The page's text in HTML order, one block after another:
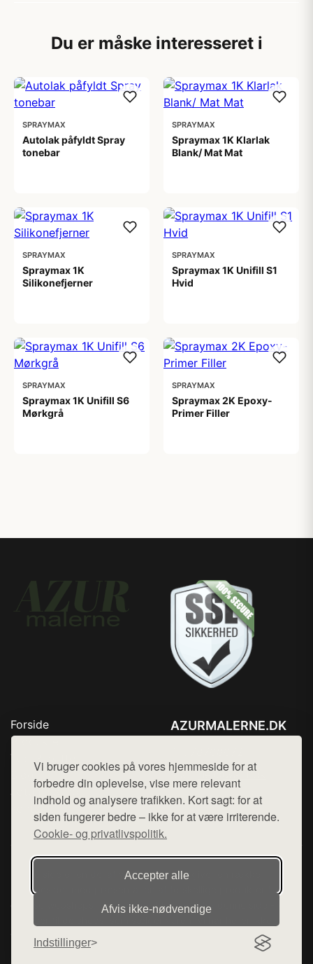
Vi bruger cookies på vores hjemmeside for at
forbedre din oplevelse, vise mere relevant
indhold og analysere trafikken. Kort sagt: for at
siden fungerer bedre – ikke for at være irriterende.
Cookie- og privatlivspolitik.
Accepter alle
Afvis ikke‑nødvendige
Indstillinger
Du er måske interesseret i
SPRAYMAX
Autolak påfyldt Spray
tonebar
SPRAYMAX
Spraymax 1K Klarlak
Blank/ Mat Mat
SPRAYMAX
Spraymax 1K
Silikonefjerner
SPRAYMAX
Spraymax 1K Unifill S1
Hvid
SPRAYMAX
Spraymax 1K Unifill S6
Mørkgrå
SPRAYMAX
Spraymax 2K Epoxy-
Primer Filler
Forside
Produkter
Top Rabatter
Jotun maling
Kontakt
AZURMALERNE.DK
Mail:hej@want.dk
Cookie- og privatlivspolitik
Denne side er en del af want.dk, der udgiver en række
hjemmesider med præsentation af forskellige produkter fra
diverse webshops. Der sælges ikke varer fra denne side - vi
henviser til de shops, som sælger varen. Vi har heller ikke
varerne på lager.